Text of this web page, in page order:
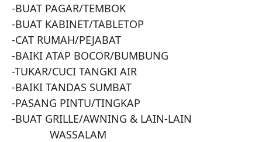
-BUAT PAGAR/TEMBOK
-BUAT KABINET/TABLETOP
-CAT RUMAH/PEJABAT
-BAIKI ATAP BOCOR/BUMBUNG
-TUKAR/CUCI TANGKI AIR
-BAIKI TANDAS SUMBAT
-PASANG PINTU/TINGKAP
-BUAT GRILLE/AWNING & LAIN-LAIN